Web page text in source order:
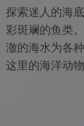
探索迷人的海
彩斑斓的鱼类
澈的海水为各
这里的海洋动物